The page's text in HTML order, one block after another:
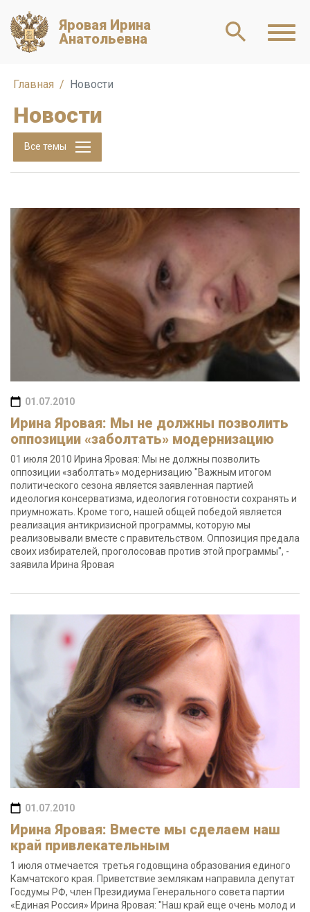
Яровая Ирина
Анатольевна
Главная Новости
Новости
Все темы
01.07.2010
Ирина Яровая: Мы не должны позволить
оппозиции «заболтать» модернизацию
01 июля 2010 Ирина Яровая: Мы не должны позволить
оппозиции «заболтать» модернизацию "Важным итогом
политического сезона является заявленная партией
идеология консерватизма, идеология готовности сохранять и
приумножать. Кроме того, нашей общей победой является
реализация антикризисной программы, которую мы
реализовывали вместе с правительством. Оппозиция предала
своих избирателей, проголосовав против этой программы", -
заявила Ирина Яровая
01.07.2010
Ирина Яровая: Вместе мы сделаем наш
край привлекательным
1 июля отмечается третья годовщина образования единого
Камчатского края. Приветствие землякам направила депутат
Госдумы РФ, член Президиума Генерального совета партии
«Единая Россия» Ирина Яровая: "Наш край еще очень молод и